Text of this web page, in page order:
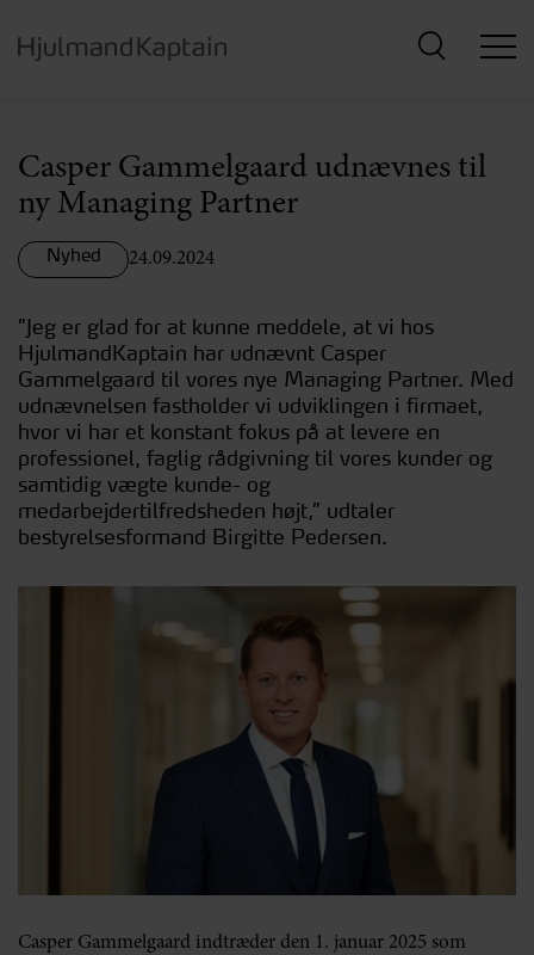
hovedindhold
Casper Gammelgaard udnævnes til
ny Managing Partner
Nyhed 24.09.2024
”Jeg er glad for at kunne meddele, at vi hos
HjulmandKaptain har udnævnt Casper
Gammelgaard til vores nye Managing Partner. Med
udnævnelsen fastholder vi udviklingen i firmaet,
hvor vi har et konstant fokus på at levere en
professionel, faglig rådgivning til vores kunder og
samtidig vægte kunde- og
medarbejdertilfredsheden højt,” udtaler
bestyrelsesformand Birgitte Pedersen.
Casper Gammelgaard indtræder den 1. januar 2025 som